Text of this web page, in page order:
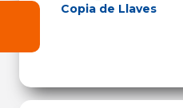
Copia de Llaves